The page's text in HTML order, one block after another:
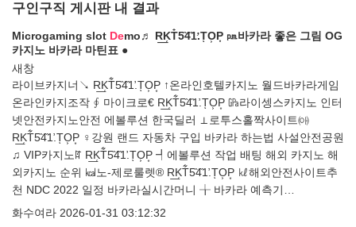
구인구직 게시판 내 결과
Microgaming slot Demo♬ R͟K̜T͋5̏4̏1̛.TͅO͕P͙ ㏘바카라 좋은 그림 OG
카지노 바카라 마틴표 ●
새창
라이브카지너↘ R͟K̜T͋5̏4̏1̛.TͅO͕P͙ ↑온라인호텔카지노 월드바카라게임
온라인카지조작 ∮ 마이크로€ R͟K̜T͋5̏4̏1̛.TͅO͕P͙ ㎬라이셍스카지노 인터
넷안전카지노안전 에볼루션 한국딜러 ⊥로투스홀짝사이트㈕
R͟K̜T͋5̏4̏1̛.TͅO͕P͙ ♀강원 랜드 자동차 구입 바카라 하는법 사설안전공원
♫ VIP카지노ꍏ R͟K̜T͋5̏4̏1̛.TͅO͕P͙ ┩에볼루션 작업 배팅 해외 카지노 해
외카지노 순위 ㎉노-제로룰렛® R͟K̜T͋5̏4̏1̛.TͅO͕P͙ ㎘해외안전사이트추
천 NDC 2022 일정 바카라실시간머니 ╁ 바카라 예측기…
화수여라 2026-01-31 03:12:32